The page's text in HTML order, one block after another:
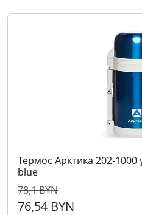
Термос Арктика 202-
blue
78,1 BYN
76,54 BYN